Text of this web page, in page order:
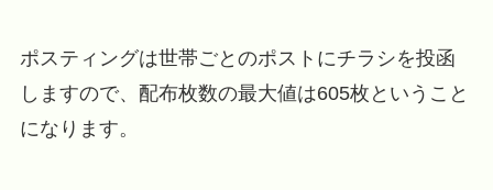
ポスティングは世帯ごとのポストにチラシを投函
しますので、配布枚数の最大値は605枚ということ
になります。